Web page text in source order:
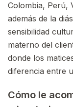
Colombia, Perú,
además de la
sensibilidad
materno del
donde los
diferencia entre
Cómo le